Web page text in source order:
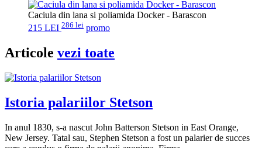
Caciula din lana si poliamida Docker - Barascon
215 LEI 286 lei promo
Articole vezi toate
Istoria palariilor Stetson
In anul 1830, s-a nascut John Batterson Stetson in East Orange,
New Jersey. Tatal sau, Stephen Stetson a fost un palarier de succes